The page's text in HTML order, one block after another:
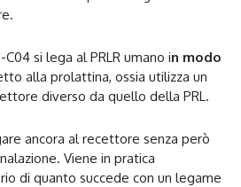
si lega al PRLR umano in modo
alla prolattina, ossia utilizza un
diverso da quello della PRL.
ancora al recettore senza però
Viene in pratica
di quanto succede con un legame